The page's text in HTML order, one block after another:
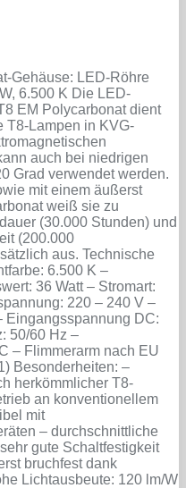
Gehäuse: LED-Röhre
6.500 K Die LED-
EM Polycarbonat dient
T8-Lampen in KVG-
auch bei niedrigen
Grad verwendet werden.
mit einem äußerst
weiß sie zu
(30.000 Stunden) und
(200.000
aus. Technische
6.500 K –
36 Watt – Stromart:
220 – 240 V –
Eingangsspannung DC:
50/60 Hz –
– Flimmerarm nach EU
Besonderheiten: –
herkömmlicher T8-
an konventionellem
mit
– durchschnittliche
gute Schaltfestigkeit
bruchfest dank
Lichtausbeute: 120 lm/W